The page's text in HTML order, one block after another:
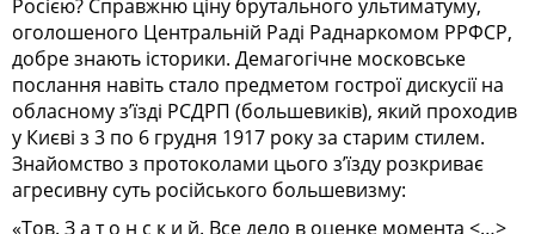
Росією? Справжню ціну брутального ультиматуму,
оголошеного Центральній Раді Раднаркомом РРФСР,
добре знають історики. Демагогічне московське
послання навіть стало предметом гострої дискусії на
обласному з’їзді РСДРП (большевиків), який проходив
у Києві з 3 по 6 грудня 1917 року за старим стилем.
Знайомство з протоколами цього з’їзду розкриває
агресивну суть російського большевизму:
«Тов. З а т о н с к и й. Все дело в оценке момента <…>